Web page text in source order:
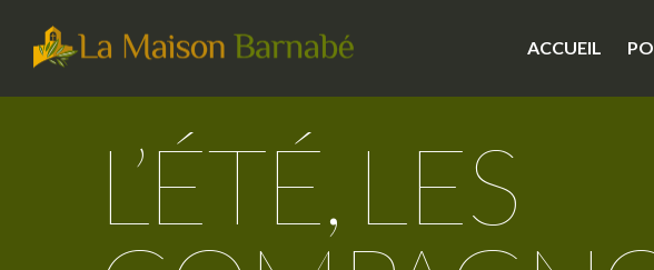
ACCUEIL
L’ÉTÉ, LES